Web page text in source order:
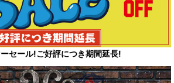
セール!ご好評につき期間延長!